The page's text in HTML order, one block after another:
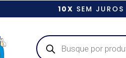
10X SEM